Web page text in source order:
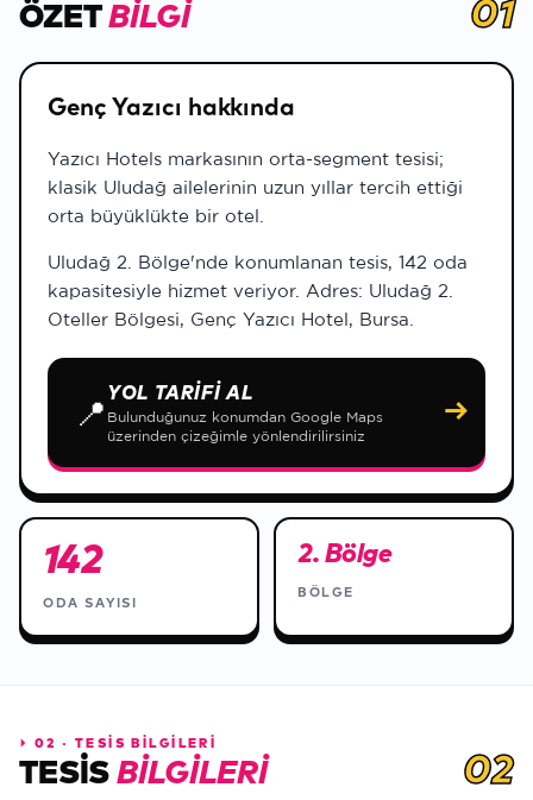
ÖZETBILGI 01
Genç Yazıcı hakkında
Yazıcı Hotels markasının orta-segment tesisi;
klasik Uludağ ailelerinin uzun yıllar tercih ettiği
orta büyüklükte bir otel.
Uludağ 2. Bölge'nde konumlanan tesis, 142 oda
kapasitesiyle hizmet veriyor. Adres: Uludağ 2.
Oteller Bölgesi, Genç Yazıcı Hotel, Bursa.
📍
YOL TARIFI AL
Bulunduğunuz konumdan Google Maps
üzerinden çizeğimle yönlendirilirsiniz
→
142
ODA SAYISI
2. Bölge
BÖLGE
⏵ 02 · TESİS BİLGİLERİ
TESISBILGILERI 02